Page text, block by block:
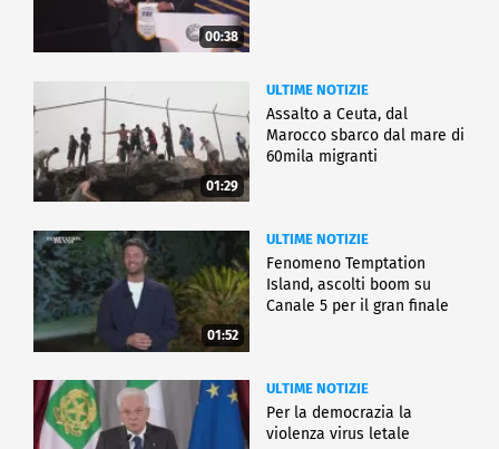
00:38
01:29
ULTIME NOTIZIE
Assalto a Ceuta, dal
Marocco sbarco dal mare di
60mila migranti
01:52
ULTIME NOTIZIE
Fenomeno Temptation
Island, ascolti boom su
Canale 5 per il gran finale
ULTIME NOTIZIE
Per la democrazia la
violenza virus letale